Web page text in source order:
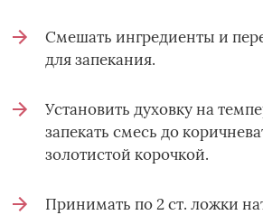
Смешать ингредиенты и
для запекания.
Установить духовку на
запекать смесь до
золотистой корочкой.
Принимать по 2 ст. ложки